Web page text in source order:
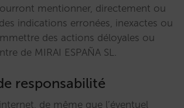
mentionner, directement ou
indications erronées, inexactes ou
des actions déloyales ou
de MIRAI ESPAÑA SL.
responsabilité
de même que l’éventuel